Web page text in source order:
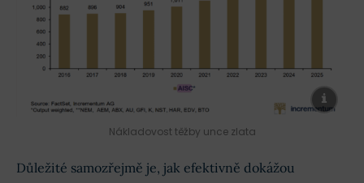
Nákladovost těžby unce zlata
Důležité samozřejmě je, jak efektivně dokážou